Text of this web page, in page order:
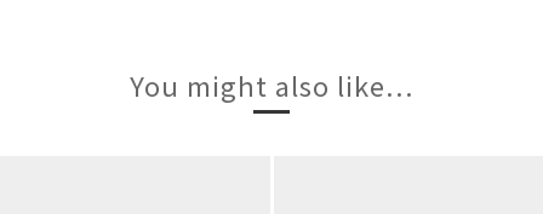
You might also like...